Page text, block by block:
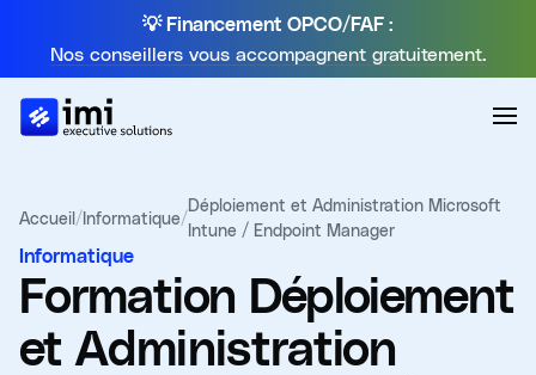
💡 Financement OPCO/FAF :
Nos conseillers vous accompagnent gratuitement.
Accueil/Informatique/
Déploiement et Administration Microsoft
Intune / Endpoint Manager
Informatique
Formation Déploiement
et Administration